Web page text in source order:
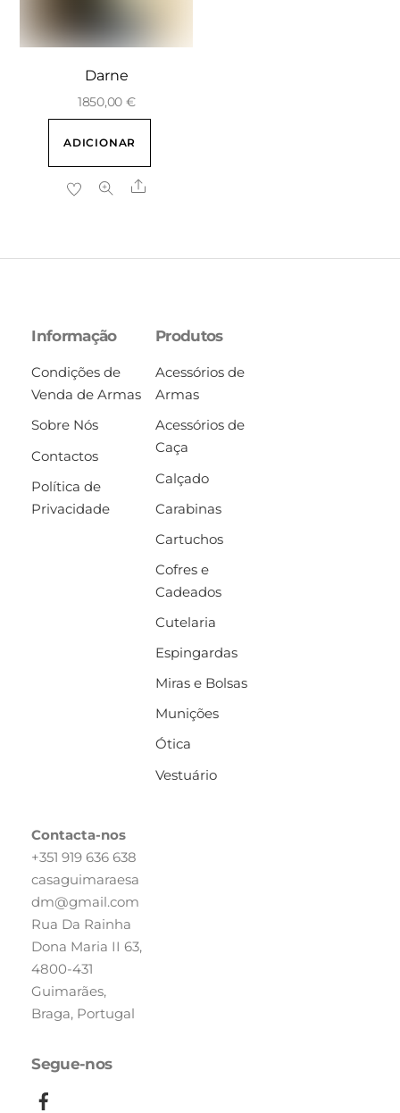
Darne
1850,00 €
ADICIONAR
Share
Informação
Condições de
Venda de Armas
Sobre Nós
Contactos
Política de
Privacidade
Produtos
Acessórios de
Armas
Acessórios de
Caça
Calçado
Carabinas
Cartuchos
Cofres e
Cadeados
Cutelaria
Espingardas
Miras e Bolsas
Munições
Ótica
Vestuário
Contacta-nos
+351 919 636 638
casaguimaraesa
dm@gmail.com
Rua Da Rainha
Dona Maria II 63,
4800-431
Guimarães,
Braga, Portugal
Segue-nos